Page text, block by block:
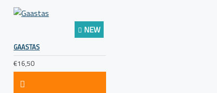
NEW
GAASTAS
€16,50